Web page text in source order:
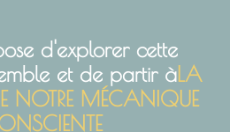
d'explorer cette
et de partir àLA
NOTRE MÉCANIQUE